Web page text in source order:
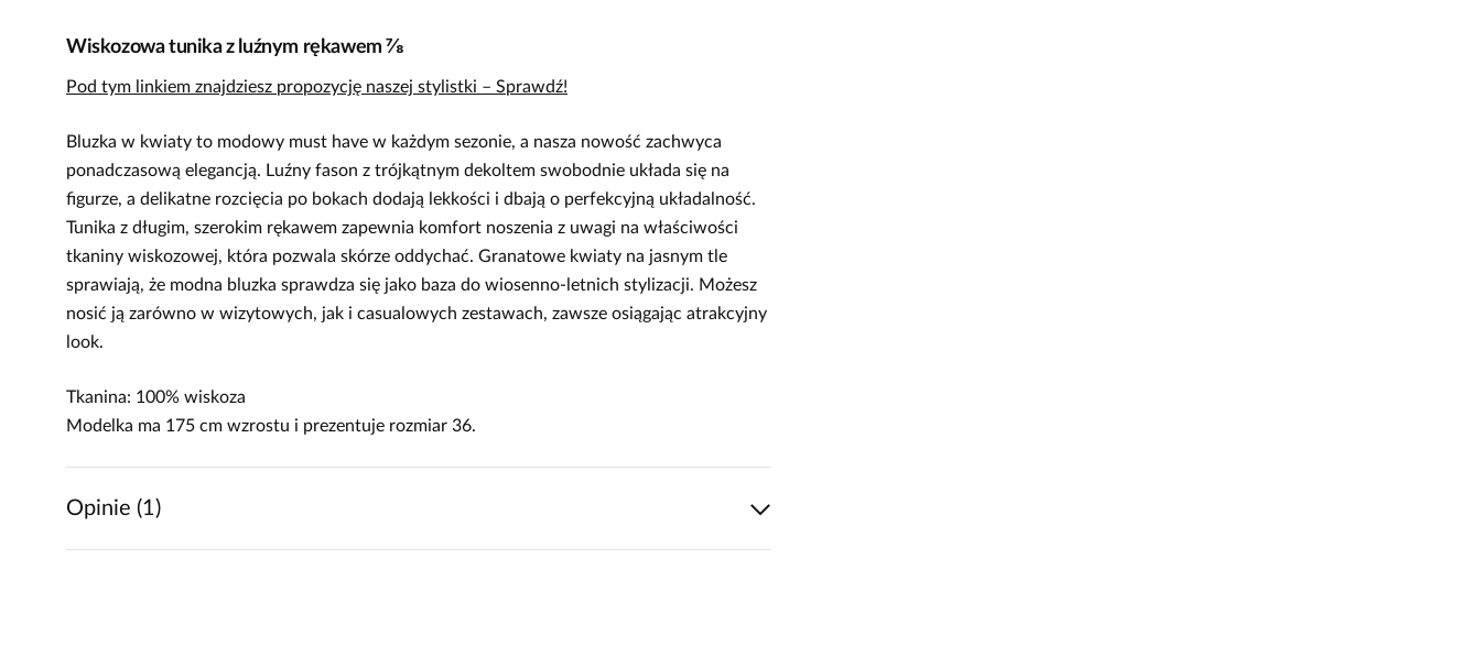
Wiskozowa tunika z luźnym rękawem ⅞
Pod tym linkiem znajdziesz propozycję naszej stylistki – Sprawdź!
Bluzka w kwiaty to modowy must have w każdym sezonie, a nasza nowość zachwyca
ponadczasową elegancją. Luźny fason z trójkątnym dekoltem swobodnie układa się na
figurze, a delikatne rozcięcia po bokach dodają lekkości i dbają o perfekcyjną układalność.
Tunika z długim, szerokim rękawem zapewnia komfort noszenia z uwagi na właściwości
tkaniny wiskozowej, która pozwala skórze oddychać. Granatowe kwiaty na jasnym tle
sprawiają, że modna bluzka sprawdza się jako baza do wiosenno‑letnich stylizacji. Możesz
nosić ją zarówno w wizytowych, jak i casualowych zestawach, zawsze osiągając atrakcyjny
look.
Tkanina: 100% wiskoza
Modelka ma 175 cm wzrostu i prezentuje rozmiar 36.
Opinie (1)